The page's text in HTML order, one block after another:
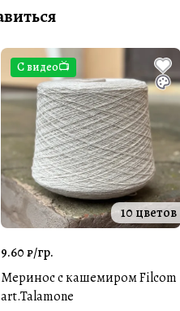
С видео📺
10 цветов
9.60 ₽/гр.
Меринос с кашемиром Filcom
art.Talamone